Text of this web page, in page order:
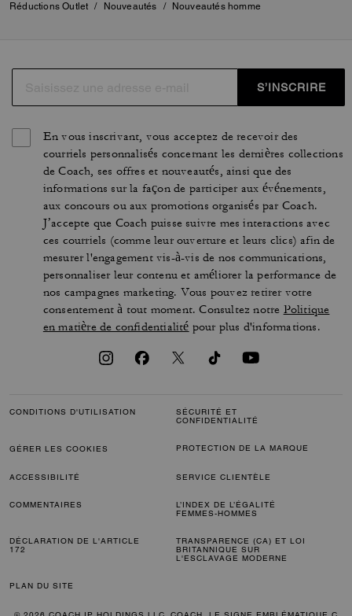
Réductions Outlet / Nouveautés / Nouveautés homme
S’INSCRIRE
En vous inscrivant, vous acceptez de recevoir des
courriels personnalisés concernant les dernières collections
de Coach, ses offres et nouveautés, ainsi que des
informations sur la façon de participer aux événements,
aux concours ou aux promotions organisés par Coach.
J’accepte que Coach puisse suivre mes interactions avec
ces courriels (comme leur ouverture et leurs clics) afin de
mesurer l'engagement vis-à-vis de nos communications,
personnaliser leur contenu et améliorer la performance de
nos campagnes marketing. Vous pouvez retirer votre
consentement à tout moment. Consultez notre Politique
en matière de confidentialité pour plus d'informations.
CONDITIONS D'UTILISATION
SÉCURITÉ ET
CONFIDENTIALITÉ
GÉRER LES COOKIES PROTECTION DE LA MARQUE
ACCESSIBILITÉ SERVICE CLIENTÈLE
COMMENTAIRES
L’INDEX DE L’ÉGALITÉ
FEMMES-HOMMES
DÉCLARATION DE L'ARTICLE
172
TRANSPARENCE (CA) ET LOI
BRITANNIQUE SUR
L'ESCLAVAGE MODERNE
PLAN DU SITE